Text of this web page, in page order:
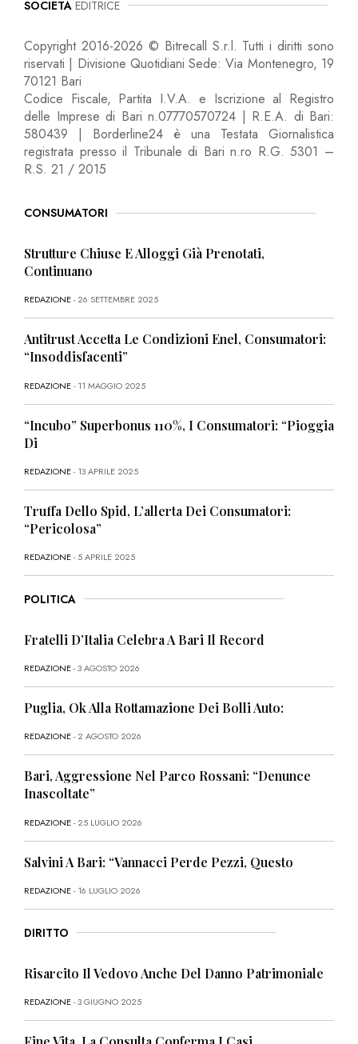
SOCIETÀ EDITRICE
Copyright 2016-2026 © Bitrecall S.r.l. Tutti i diritti sono
riservati | Divisione Quotidiani Sede: Via Montenegro, 19
70121 Bari
Codice Fiscale, Partita I.V.A. e Iscrizione al Registro
delle Imprese di Bari n.07770570724 | R.E.A. di Bari:
580439 | Borderline24 è una Testata Giornalistica
registrata presso il Tribunale di Bari n.ro R.G. 5301 –
R.S. 21 / 2015
CONSUMATORI
Strutture Chiuse E Alloggi Già Prenotati,
Continuano
REDAZIONE- 26 SETTEMBRE 2025
Antitrust Accetta Le Condizioni Enel, Consumatori:
“Insoddisfacenti”
REDAZIONE- 11 MAGGIO 2025
“Incubo” Superbonus 110%, I Consumatori: “Pioggia
Di
REDAZIONE- 13 APRILE 2025
Truffa Dello Spid, L’allerta Dei Consumatori:
“Pericolosa”
REDAZIONE- 5 APRILE 2025
POLITICA
Fratelli D’Italia Celebra A Bari Il Record
REDAZIONE- 3 AGOSTO 2026
Puglia, Ok Alla Rottamazione Dei Bolli Auto:
REDAZIONE- 2 AGOSTO 2026
Bari, Aggressione Nel Parco Rossani: “Denunce
Inascoltate”
REDAZIONE- 25 LUGLIO 2026
Salvini A Bari: “Vannacci Perde Pezzi, Questo
REDAZIONE- 16 LUGLIO 2026
DIRITTO
Risarcito Il Vedovo Anche Del Danno Patrimoniale
REDAZIONE- 3 GIUGNO 2025